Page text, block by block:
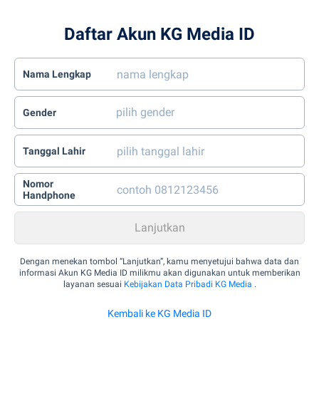
Daftar Akun KG Media ID
Nama Lengkap
Gender
Tanggal Lahir
Nomor
Handphone
Dengan menekan tombol “Lanjutkan”, kamu menyetujui bahwa data dan
informasi Akun KG Media ID milikmu akan digunakan untuk memberikan
layanan sesuai Kebijakan Data Pribadi KG Media .
Kembali ke KG Media ID